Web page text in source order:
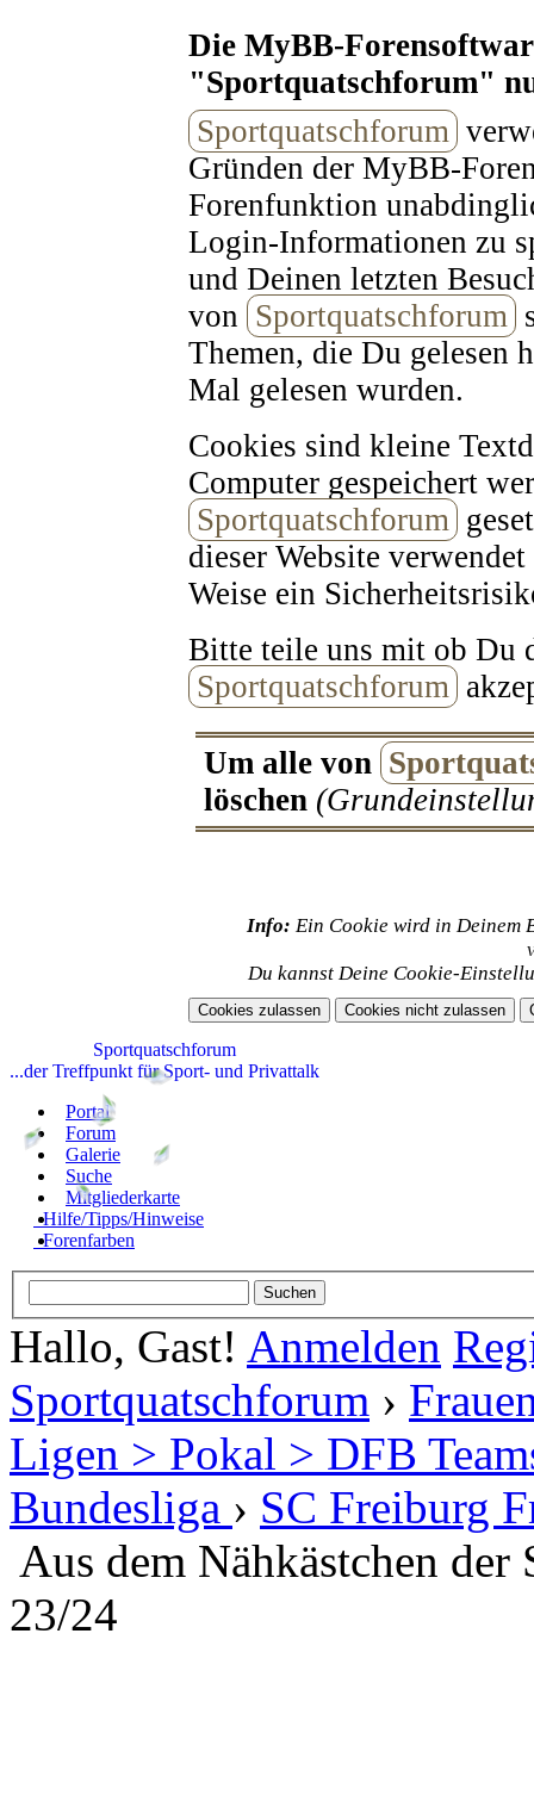
Die MyBB-
"Sportquatschforum"
Sportquatschforum
Gründen der MyBB-
Forenfunktion
Login-Informationen zu
und Deinen letzten
von Sportquatschforum
Themen, die Du gelesen
Mal gelesen wurden.
Cookies sind kleine
Computer gespeichert
Sportquatschforum
dieser Website
Weise ein
Bitte teile uns mit ob Du
Sportquatschforum
Um alle von
löschen
Info: Ein Cookie wird in Deinem
Du kannst Deine Cookie-
Sportquatschforum
...der Treffpunkt für Sport- und Privattalk
Portal
Forum
Galerie
Suche
Mitgliederkarte
Hilfe/Tipps/Hinweise
Forenfarben
Hallo, Gast! Anmelden
Sportquatschforum ›
Ligen > Pokal > DFB
Bundesliga › SC Freiburg
Aus dem Nähkästchen
23/24